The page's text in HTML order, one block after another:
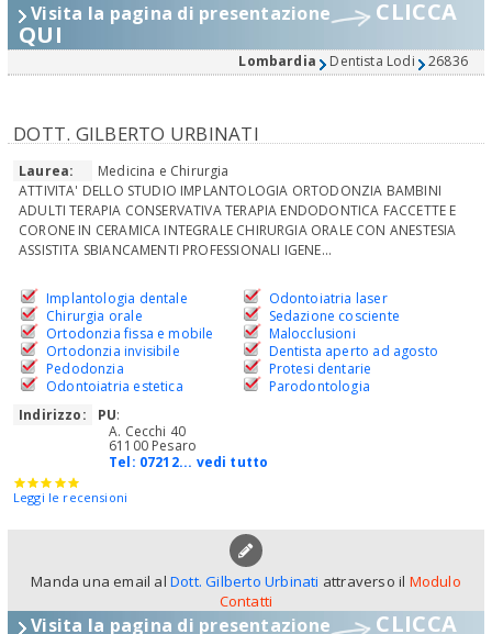
Visita la pagina di presentazione CLICCA
QUI
Lombardia Dentista Lodi 26836
DOTT. GILBERTO URBINATI
Laurea:
Medicina e Chirurgia
ATTIVITA' DELLO STUDIO IMPLANTOLOGIA ORTODONZIA BAMBINI
ADULTI TERAPIA CONSERVATIVA TERAPIA ENDODONTICA FACCETTE E
CORONE IN CERAMICA INTEGRALE CHIRURGIA ORALE CON ANESTESIA
ASSISTITA SBIANCAMENTI PROFESSIONALI IGENE...
Implantologia dentale
Chirurgia orale
Ortodonzia fissa e mobile
Ortodonzia invisibile
Pedodonzia
Odontoiatria estetica
Odontoiatria laser
Sedazione cosciente
Malocclusioni
Dentista aperto ad agosto
Protesi dentarie
Parodontologia
Indirizzo:
PU:
A. Cecchi 40
61100 Pesaro
Tel: 07212... vedi tutto
Leggi le recensioni
Manda una email al Dott. Gilberto Urbinati attraverso il Modulo
Contatti
Visita la pagina di presentazione CLICCA